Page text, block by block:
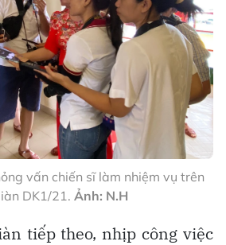
vấn chiến sĩ làm nhiệm vụ trên
DK1/21. Ảnh: N.H
tiếp theo, nhịp công việc